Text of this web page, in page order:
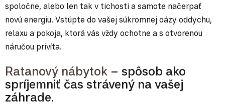
spoločne, alebo len tak v tichosti a samote načerpať
novú energiu. Vstúpte do vašej súkromnej oázy oddychu,
relaxu a pokoja, ktorá vás vždy ochotne a s otvorenou
náručou privíta.
Ratanový nábytok – spôsob ako
spríjemniť čas strávený na vašej
záhrade.